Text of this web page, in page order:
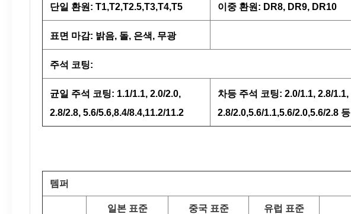
단일 환원: T1,T2,T2.5,T3,T4,T5 이중 환원: DR8, DR9, DR10
표면 마감: 밝음, 돌, 은색, 무광
주석 코팅:
균일 주석 코팅: 1.1/1.1, 2.0/2.0,
2.8/2.8, 5.6/5.6,8.4/8.4,11.2/11.2
차등 주석 코팅: 2.0/1.1, 2.8/1.1,
2.8/2.0,5.6/1.1,5.6/2.0,5.6/2.8 등
템퍼
일본 표준 중국 표준 유럽 표준